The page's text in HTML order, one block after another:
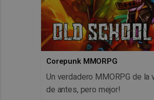
Corepunk MMORPG
Un verdadero MMORPG de la
de antes, pero mejor!